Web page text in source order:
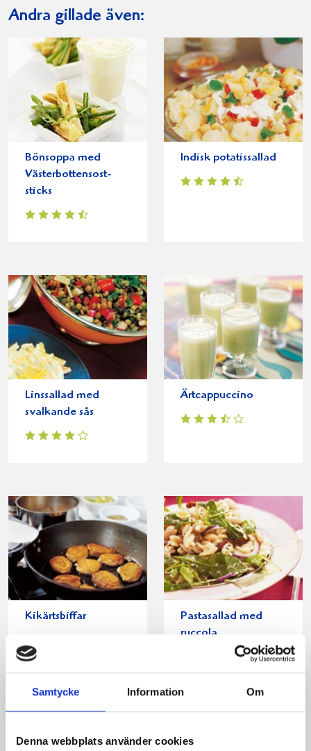
Samtycke Information Om
Denna webbplats använder cookies
Andra gillade även:
Bönsoppa med
Västerbottensost-
sticks
Indisk potatissallad
Linssallad med
svalkande sås
Ärtcappuccino
Kikärtsbiffar
Pastasallad med
ruccola